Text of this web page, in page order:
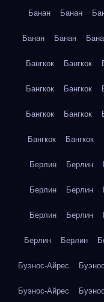
Банан Банан
Банан Банан
Бангкок Бангкок
Бангкок Бангкок
Бангкок Бангкок
Бангкок Бангкок
Берлин Берлин
Берлин Берлин
Берлин Берлин
Берлин Берлин
Буэнос-Айрес
Буэнос-Айрес